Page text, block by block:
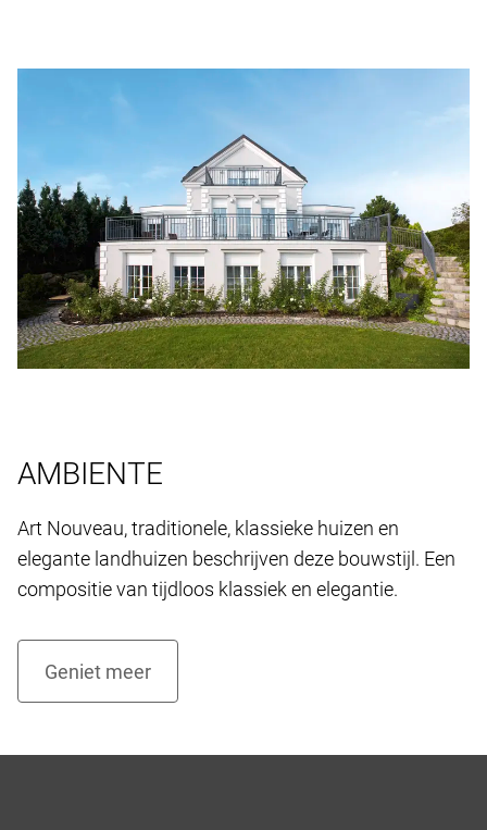
AMBIENTE
Art Nouveau, traditionele, klassieke huizen en
elegante landhuizen beschrijven deze bouwstijl. Een
compositie van tijdloos klassiek en elegantie.